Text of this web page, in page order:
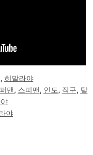
, 히말라야
맨, 스피맨, 인도, 직구, 탈
야